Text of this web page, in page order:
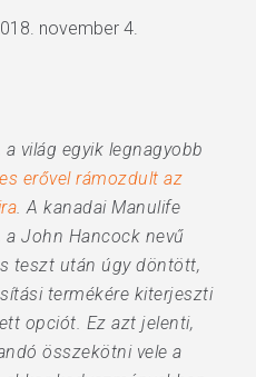
november 4.
világ egyik legnagyobb
erővel rámozdult az
. A kanadai Manulife
a John Hancock nevű
teszt után úgy döntött,
termékére kiterjeszti
opciót. Ez azt jelenti,
összekötni vele a